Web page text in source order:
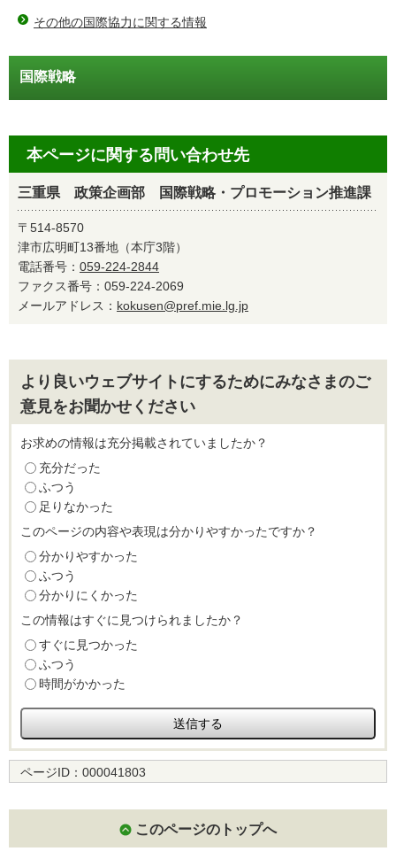
その他の国際協力に関する情報
国際戦略
本ページに関する問い合わせ先
三重県 政策企画部 国際戦略・プロモーション推進課
〒514-8570
津市広明町13番地（本庁3階）
電話番号： 059-224-2844
ファクス番号：059-224-2069
メールアドレス： kokusen@pref.mie.lg.jp
より良いウェブサイトにするためにみなさまのご
意見をお聞かせください
お求めの情報は充分掲載されていましたか？
充分だった
ふつう
足りなかった
このページの内容や表現は分かりやすかったですか？
分かりやすかった
ふつう
分かりにくかった
この情報はすぐに見つけられましたか？
すぐに見つかった
ふつう
時間がかかった
ページID： 000041803
このページのトップへ